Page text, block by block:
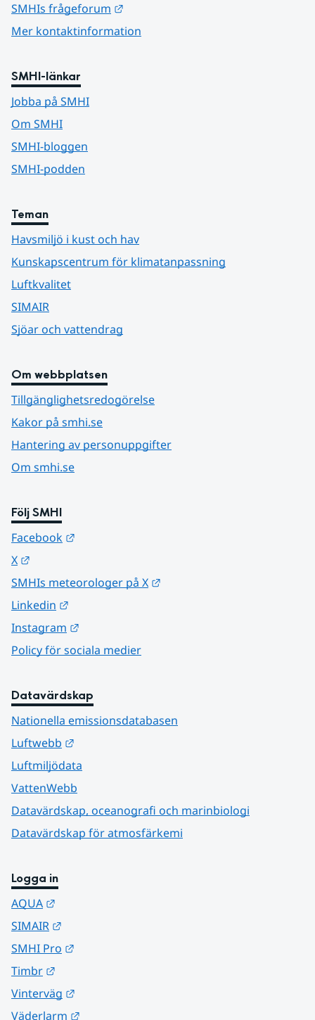
SMHIs frågeforum
Mer kontaktinformation
SMHI-länkar
Jobba på SMHI
Om SMHI
SMHI-bloggen
SMHI-podden
Teman
Havsmiljö i kust och hav
Kunskapscentrum för klimatanpassning
Luftkvalitet
SIMAIR
Sjöar och vattendrag
Om webbplatsen
Tillgänglighetsredogörelse
Kakor på smhi.se
Hantering av personuppgifter
Om smhi.se
Följ SMHI
Facebook
X
SMHIs meteorologer på X
Linkedin
Instagram
Policy för sociala medier
Datavärdskap
Nationella emissionsdatabasen
Luftwebb
Luftmiljödata
VattenWebb
Datavärdskap, oceanografi och marinbiologi
Datavärdskap för atmosfärkemi
Logga in
AQUA
SIMAIR
SMHI Pro
Timbr
Vinterväg
Väderlarm